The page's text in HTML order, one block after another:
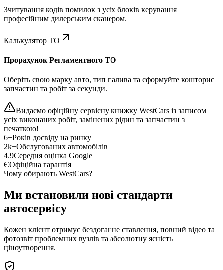
Зчитування кодів помилок з усіх блоків керування
професійним дилерським сканером.
Калькулятор ТО
Прорахунок Регламентного ТО
Оберіть свою марку авто, тип палива та сформуйте кошторис
запчастин та робіт за секунди.
Видаємо офіційну сервісну книжку WestCars із записом
усіх виконаних робіт, замінених рідин та запчастин з
печаткою!
6+Років досвіду на ринку
2k+Обслугованих автомобілів
4.9Середня оцінка Google
ЄОфіційна гарантія
Чому обирають WestCars?
Ми встановили нові стандарти
автосервісу
Кожен клієнт отримує бездоганне ставлення, повний відео та
фотозвіт проблемних вузлів та абсолютну ясність
ціноутворення.